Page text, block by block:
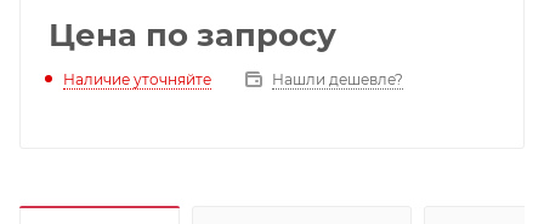
Цена по запросу
Наличие уточняйте Нашли дешевле?